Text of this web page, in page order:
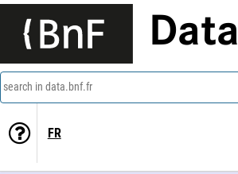
Data
search in data.bnf.fr
FR